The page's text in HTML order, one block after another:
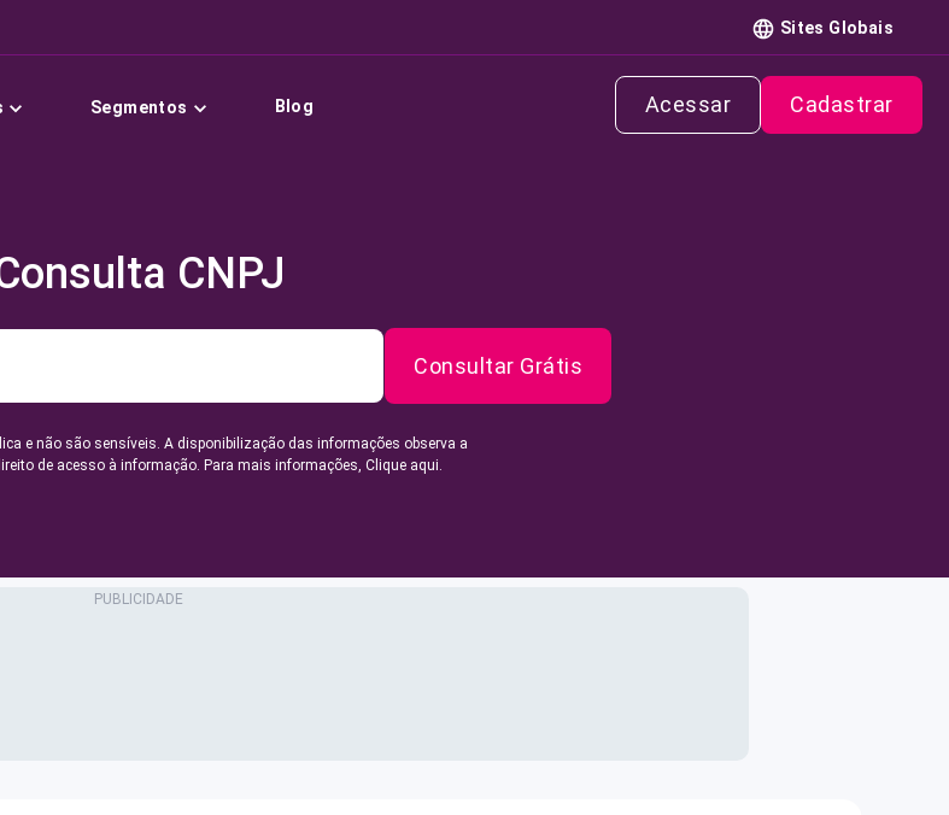
Sites Globais
Segmentos Blog Acessar Cadastrar
CNPJ
Consultar Grátis
e não são sensíveis. A disponibilização das informações observa a
de acesso à informação. Para mais informações, Clique aqui.